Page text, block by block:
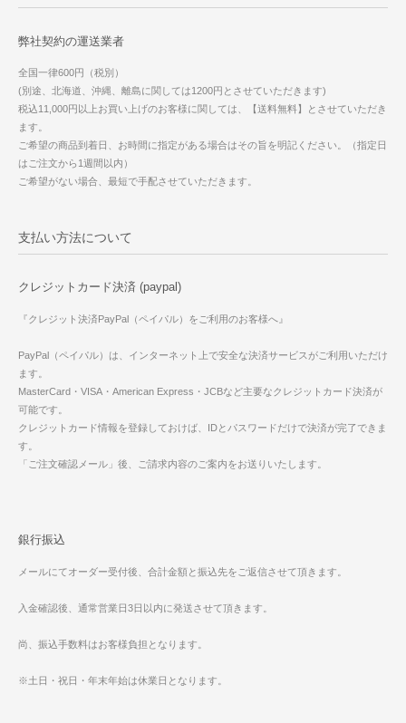
弊社契約の運送業者
全国一律600円（税別）
(別途、北海道、沖縄、離島に関しては1200円とさせていただきます)
税込11,000円以上お買い上げのお客様に関しては、【送料無料】とさせていただき
ます。
ご希望の商品到着日、お時間に指定がある場合はその旨を明記ください。（指定日
はご注文から1週間以内）
ご希望がない場合、最短で手配させていただきます。
支払い方法について
クレジットカード決済 (paypal)
『クレジット決済PayPal（ペイパル）をご利用のお客様へ』
PayPal（ペイパル）は、インターネット上で安全な決済サービスがご利用いただけ
ます。
MasterCard・VISA・American Express・JCBなど主要なクレジットカード決済が
可能です。
クレジットカード情報を登録しておけば、IDとパスワードだけで決済が完了できま
す。
「ご注文確認メール」後、ご請求内容のご案内をお送りいたします。
銀行振込
メールにてオーダー受付後、合計金額と振込先をご返信させて頂きます。
入金確認後、通常営業日3日以内に発送させて頂きます。
尚、振込手数料はお客様負担となります。
※土日・祝日・年末年始は休業日となります。